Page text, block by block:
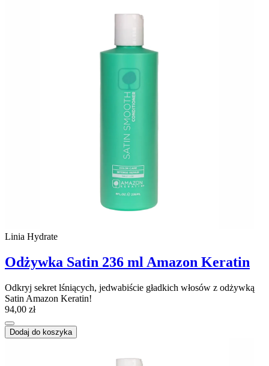
Linia Hydrate
Odżywka Satin 236 ml Amazon Keratin
Odkryj sekret lśniących, jedwabiście gładkich włosów z odżywką
Satin Amazon Keratin!
94,00 zł
Dodaj do koszyka